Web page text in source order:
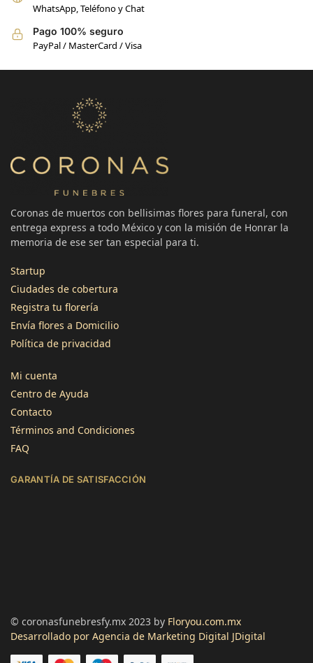
WhatsApp, Teléfono y Chat
Pago 100% seguro
PayPal / MasterCard / Visa
Coronas de muertos con bellisimas flores para funeral, con
entrega express a todo México y con la misión de Honrar la
memoria de ese ser tan especial para ti.
Startup
Ciudades de cobertura
Registra tu florería
Envía flores a Domicilio
Política de privacidad
Mi cuenta
Centro de Ayuda
Contacto
Términos and Condiciones
FAQ
GARANTÍA DE SATISFACCIÓN
© coronasfunebresfy.mx 2023 by Floryou.com.mx
Desarrollado por Agencia de Marketing Digital JDigital
3496 Reseñas
Cliente verificado
Útil? Sí